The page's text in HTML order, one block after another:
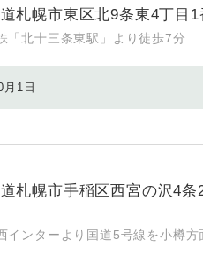
札幌市東区北9条東4丁目1
「北十三条東駅」より徒歩7分
1日
札幌市手稲区西宮の沢4条
インターより国道5号線を小樽方